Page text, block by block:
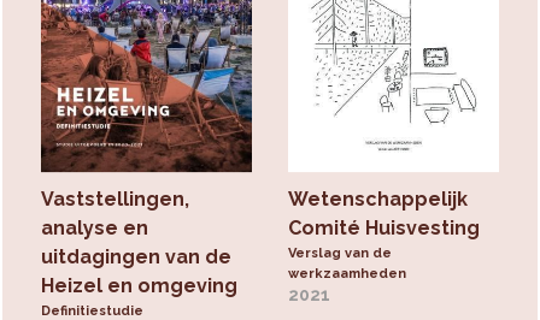
Vaststellingen,
analyse en
uitdagingen van de
Heizel en omgeving
Definitiestudie
Wetenschappelijk
Comité Huisvesting
Verslag van de
werkzaamheden
2021